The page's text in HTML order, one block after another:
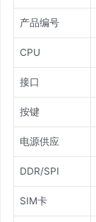
产品编号
CPU
接口
按键
电源供应
DDR/SPI
SIM卡